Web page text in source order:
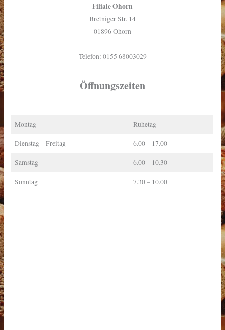
Filiale Ohorn
Bretniger Str. 14
01896 Ohorn
Telefon: 0155 68003029
Öffnungszeiten
Montag Ruhetag
Dienstag – Freitag 6.00 – 17.00
Samstag 6.00 – 10.30
Sonntag 7.30 – 10.00